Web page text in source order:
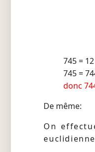
745 =
745 =
donc
De même:
On